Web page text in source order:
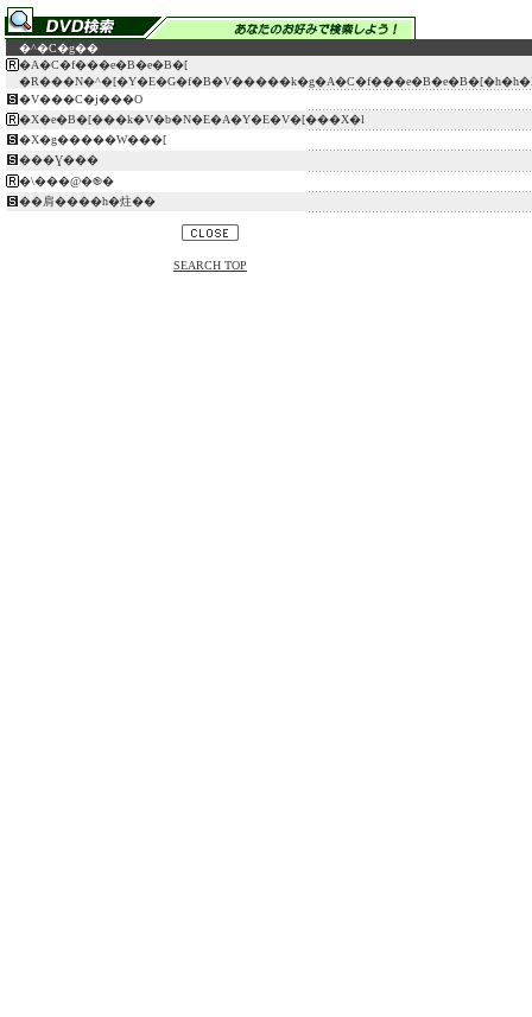
�^�C�g��
�A�C�f���e�B�e�B�[
�V���C�j���O
�X�e�B�[���k�V�b�N�E�A�Y�E�V�[���X�l
�X�g�����W���[
���Ɣ���
�\���@�֎�
��肩����h�炷��
SEARCH TOP